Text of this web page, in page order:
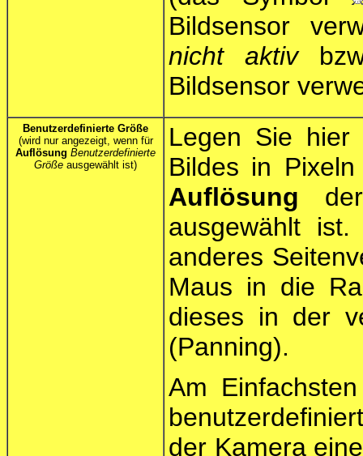
Bildsensor
nicht aktiv
Bildsensor
Benutzerdefinierte Größe
(wird nur angezeigt, wenn für
Auflösung Benutzerdefinierte
Größe ausgewählt ist)
Legen Sie hier
Bildes in
Auflösung
ausgewählt
anderes
Maus in die
dieses in der
(Panning).
Am
der Kamera